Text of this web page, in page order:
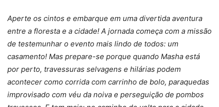
Aperte os cintos e embarque em uma divertida aventura
entre a floresta e a cidade! A jornada começa com a missão
de testemunhar o evento mais lindo de todos: um
casamento! Mas prepare-se porque quando Masha está
por perto, travessuras selvagens e hilárias podem
acontecer como corrida com carrinho de bolo, paraquedas
improvisado com véu da noiva e perseguição de pombos